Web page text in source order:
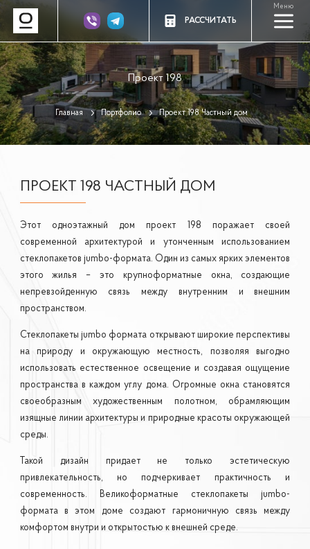
РАССЧИТАТЬ
Меню
a
Проект 198
Главная Портфолио Проект 198 Частный дом
ПРОЕКТ 198 ЧАСТНЫЙ ДОМ
Этот одноэтажный дом проект 198 поражает своей
современной архитектурой и утонченным использованием
стеклопакетов jumbo-формата. Один из самых ярких элементов
этого жилья – это крупноформатные окна, создающие
непревзойденную связь между внутренним и внешним
пространством.
Стеклопакеты jumbo формата открывают широкие перспективы
на природу и окружающую местность, позволяя выгодно
использовать естественное освещение и создавая ощущение
пространства в каждом углу дома. Огромные окна становятся
своеобразным художественным полотном, обрамляющим
изящные линии архитектуры и природные красоты окружающей
среды.
Такой дизайн придает не только эстетическую
привлекательность, но подчеркивает практичность и
современность. Великоформатные стеклопакеты jumbo-
формата в этом доме создают гармоничную связь между
комфортом внутри и открытостью к внешней среде.